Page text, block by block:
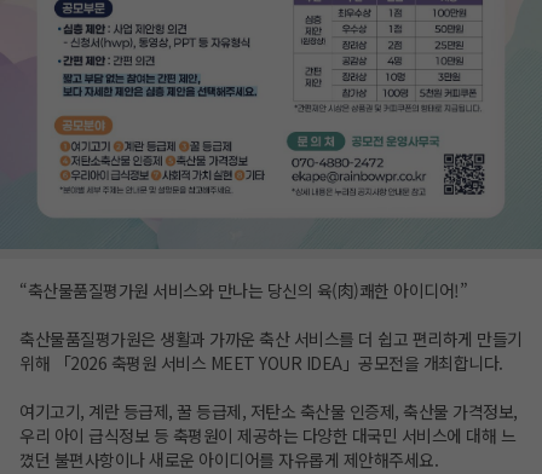
“축산물품질평가원 서비스와 만나는 당신의 육(肉)쾌한 아이디어!”
축산물품질평가원은 생활과 가까운 축산 서비스를 더 쉽고 편리하게 만들기
위해 「2026 축평원 서비스 MEET YOUR IDEA」공모전을 개최합니다.
여기고기, 계란 등급제, 꿀 등급제, 저탄소 축산물 인증제, 축산물 가격정보,
우리 아이 급식정보 등 축평원이 제공하는 다양한 대국민 서비스에 대해 느
꼈던 불편사항이나 새로운 아이디어를 자유롭게 제안해주세요.